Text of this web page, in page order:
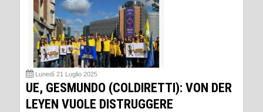
Lunedì 21 Luglio 2025
UE, GESMUNDO (COLDIRETTI): VON DER
LEYEN VUOLE DISTRUGGERE